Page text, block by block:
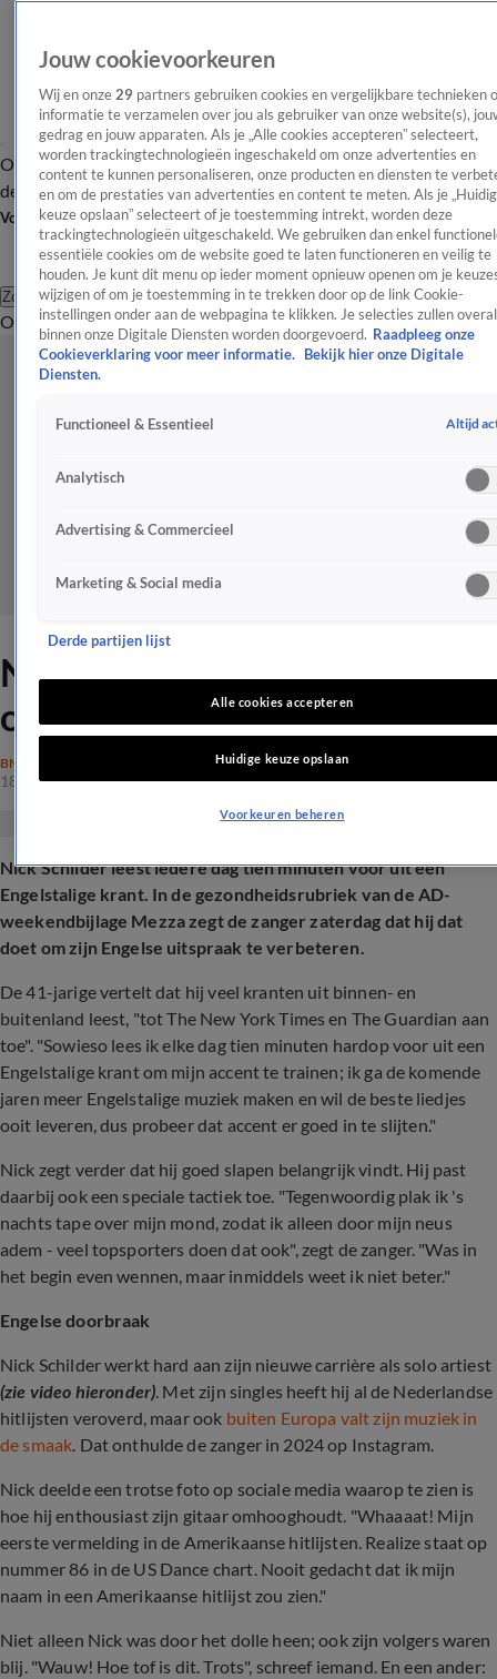
OverzichtAfleveringen Entertainment TV Algemeen
Tip
de redactieNieuwsbrief
Volg Shownieuws
Zoeken
OverzichtEntertainmentSpraakmakendRealityCrimeVideo's
Nick Schilder doet bijzondere
onthulling over carrière
BN'ERS
18 jan 2025, 10:43
Nick Schilder leest iedere dag tien minuten voor uit een
Engelstalige krant. In de gezondheidsrubriek van de AD-
weekendbijlage Mezza zegt de zanger zaterdag dat hij dat
doet om zijn Engelse uitspraak te verbeteren.
De 41-jarige vertelt dat hij veel kranten uit binnen- en
buitenland leest, "tot The New York Times en The Guardian aan
toe". "Sowieso lees ik elke dag tien minuten hardop voor uit een
Engelstalige krant om mijn accent te trainen; ik ga de komende
jaren meer Engelstalige muziek maken en wil de beste liedjes
ooit leveren, dus probeer dat accent er goed in te slijten."
Nick zegt verder dat hij goed slapen belangrijk vindt. Hij past
daarbij ook een speciale tactiek toe. "Tegenwoordig plak ik 's
nachts tape over mijn mond, zodat ik alleen door mijn neus
adem - veel topsporters doen dat ook", zegt de zanger. "Was in
het begin even wennen, maar inmiddels weet ik niet beter."
Engelse doorbraak
Nick Schilder werkt hard aan zijn nieuwe carrière als solo artiest
(zie video hieronder). Met zijn singles heeft hij al de Nederlandse
hitlijsten veroverd, maar ook buiten Europa valt zijn muziek in
de smaak. Dat onthulde de zanger in 2024 op Instagram.
Nick deelde een trotse foto op sociale media waarop te zien is
hoe hij enthousiast zijn gitaar omhooghoudt. "Whaaaat! Mijn
eerste vermelding in de Amerikaanse hitlijsten. Realize staat op
nummer 86 in de US Dance chart. Nooit gedacht dat ik mijn
naam in een Amerikaanse hitlijst zou zien."
Niet alleen Nick was door het dolle heen; ook zijn volgers waren
blij. "Wauw! Hoe tof is dit. Trots", schreef iemand. En een ander:
Jouw cookievoorkeuren
Wij en onze 29 partners gebruiken cookies en vergelijkbare technieken
informatie te verzamelen over jou als gebruiker van onze website(s),
gedrag en jouw apparaten. Als je „Alle cookies accepteren” selecteert,
worden trackingtechnologieën ingeschakeld om onze advertenties en
content te kunnen personaliseren, onze producten en diensten te
en om de prestaties van advertenties en content te meten. Als je
keuze opslaan” selecteert of je toestemming intrekt, worden deze
trackingtechnologieën uitgeschakeld. We gebruiken dan enkel
essentiële cookies om de website goed te laten functioneren en veilig te
houden. Je kunt dit menu op ieder moment opnieuw openen om je
wijzigen of om je toestemming in te trekken door op de link Cookie-
instellingen onder aan de webpagina te klikken. Je selecties zullen overal
binnen onze Digitale Diensten worden doorgevoerd. Raadpleeg onze
Cookieverklaring voor meer informatie.
Bekijk hier onze Digitale
Diensten.
Functioneel & Essentieel Altijd
Analytisch
Advertising & Commercieel
Marketing & Social media
Derde partijen lijst
Alle cookies accepteren
Huidige keuze opslaan
Voorkeuren beheren